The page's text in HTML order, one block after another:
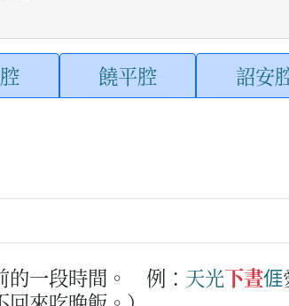
饒平腔 詔安
一段時間。 例： 天光下晝𠊎